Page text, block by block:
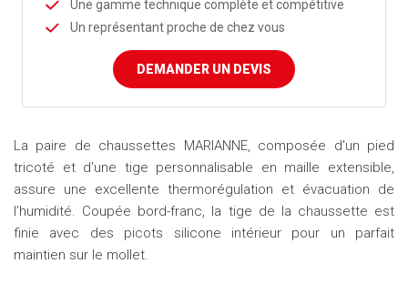
Une gamme technique complète et compétitive
Un représentant proche de chez vous
DEMANDER UN DEVIS
La paire de chaussettes MARIANNE, composée d'un pied
tricoté et d'une tige personnalisable en maille extensible,
assure une excellente thermorégulation et évacuation de
l’humidité. Coupée bord-franc, la tige de la chaussette est
finie avec des picots silicone intérieur pour un parfait
maintien sur le mollet.